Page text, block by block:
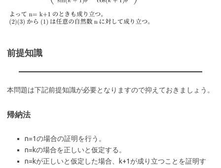
前提知識
本問題は下記前提知識が必要となりますので抑えておきましょう。
帰納法
n=1の場合の証明を行う。
n=kの場合を正しいと仮定する。
n=kが正しいと仮定した場合、k+1が成り立つことを証明す